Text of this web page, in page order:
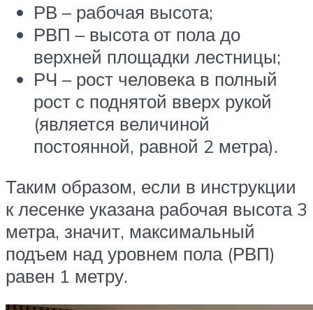
РВ – рабочая высота;
РВП – высота от пола до
верхней площадки лестницы;
РЧ – рост человека в полный
рост с поднятой вверх рукой
(является величиной
постоянной, равной 2 метра).
Таким образом, если в инструкции
к лесенке указана рабочая высота 3
метра, значит, максимальный
подъем над уровнем пола (РВП)
равен 1 метру.